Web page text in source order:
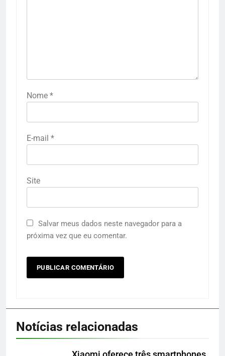
Nome *
E-mail *
Site
Salvar meus dados neste navegador para a
próxima vez que eu comentar.
Notícias relacionadas